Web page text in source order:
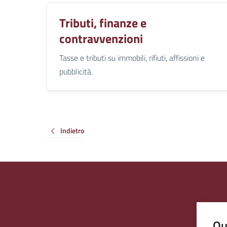
Tributi, finanze e
contravvenzioni
Tasse e tributi su immobili, rifiuti, affissioni e
pubblicità.
Indietro